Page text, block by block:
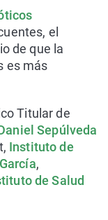
el
de que la
es más
Titular de
Sepúlveda
Instituto de
,
de Salud